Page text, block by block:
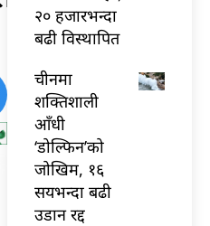
२० हजारभन्दा
बढी विस्थापित
चीनमा
शक्तिशाली
आँधी
‘डोल्फिन’को
जोखिम, १६
सयभन्दा बढी
उडान रद्द